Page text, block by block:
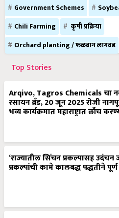
Chili Farming
कृषी प्रक्रिया
Orchard planting / फळबाग लागवड
Top Stories
रसायन ब्रँड, 20 जून 2025 रोजी
भव्य कार्यक्रमात महाराष्ट्रात लाँच
प्रकल्पांची कामे कालबद्ध पद्धतीने
जनावर पावसात भिजणं म्हणजे